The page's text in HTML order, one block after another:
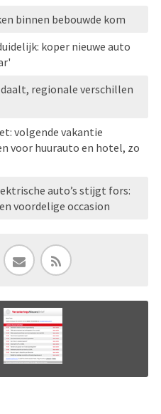
binnen bebouwde kom
koper nieuwe auto
regionale verschillen
volgende vakantie
voor huurauto en hotel, zo
auto’s stijgt fors:
voordelige occasion